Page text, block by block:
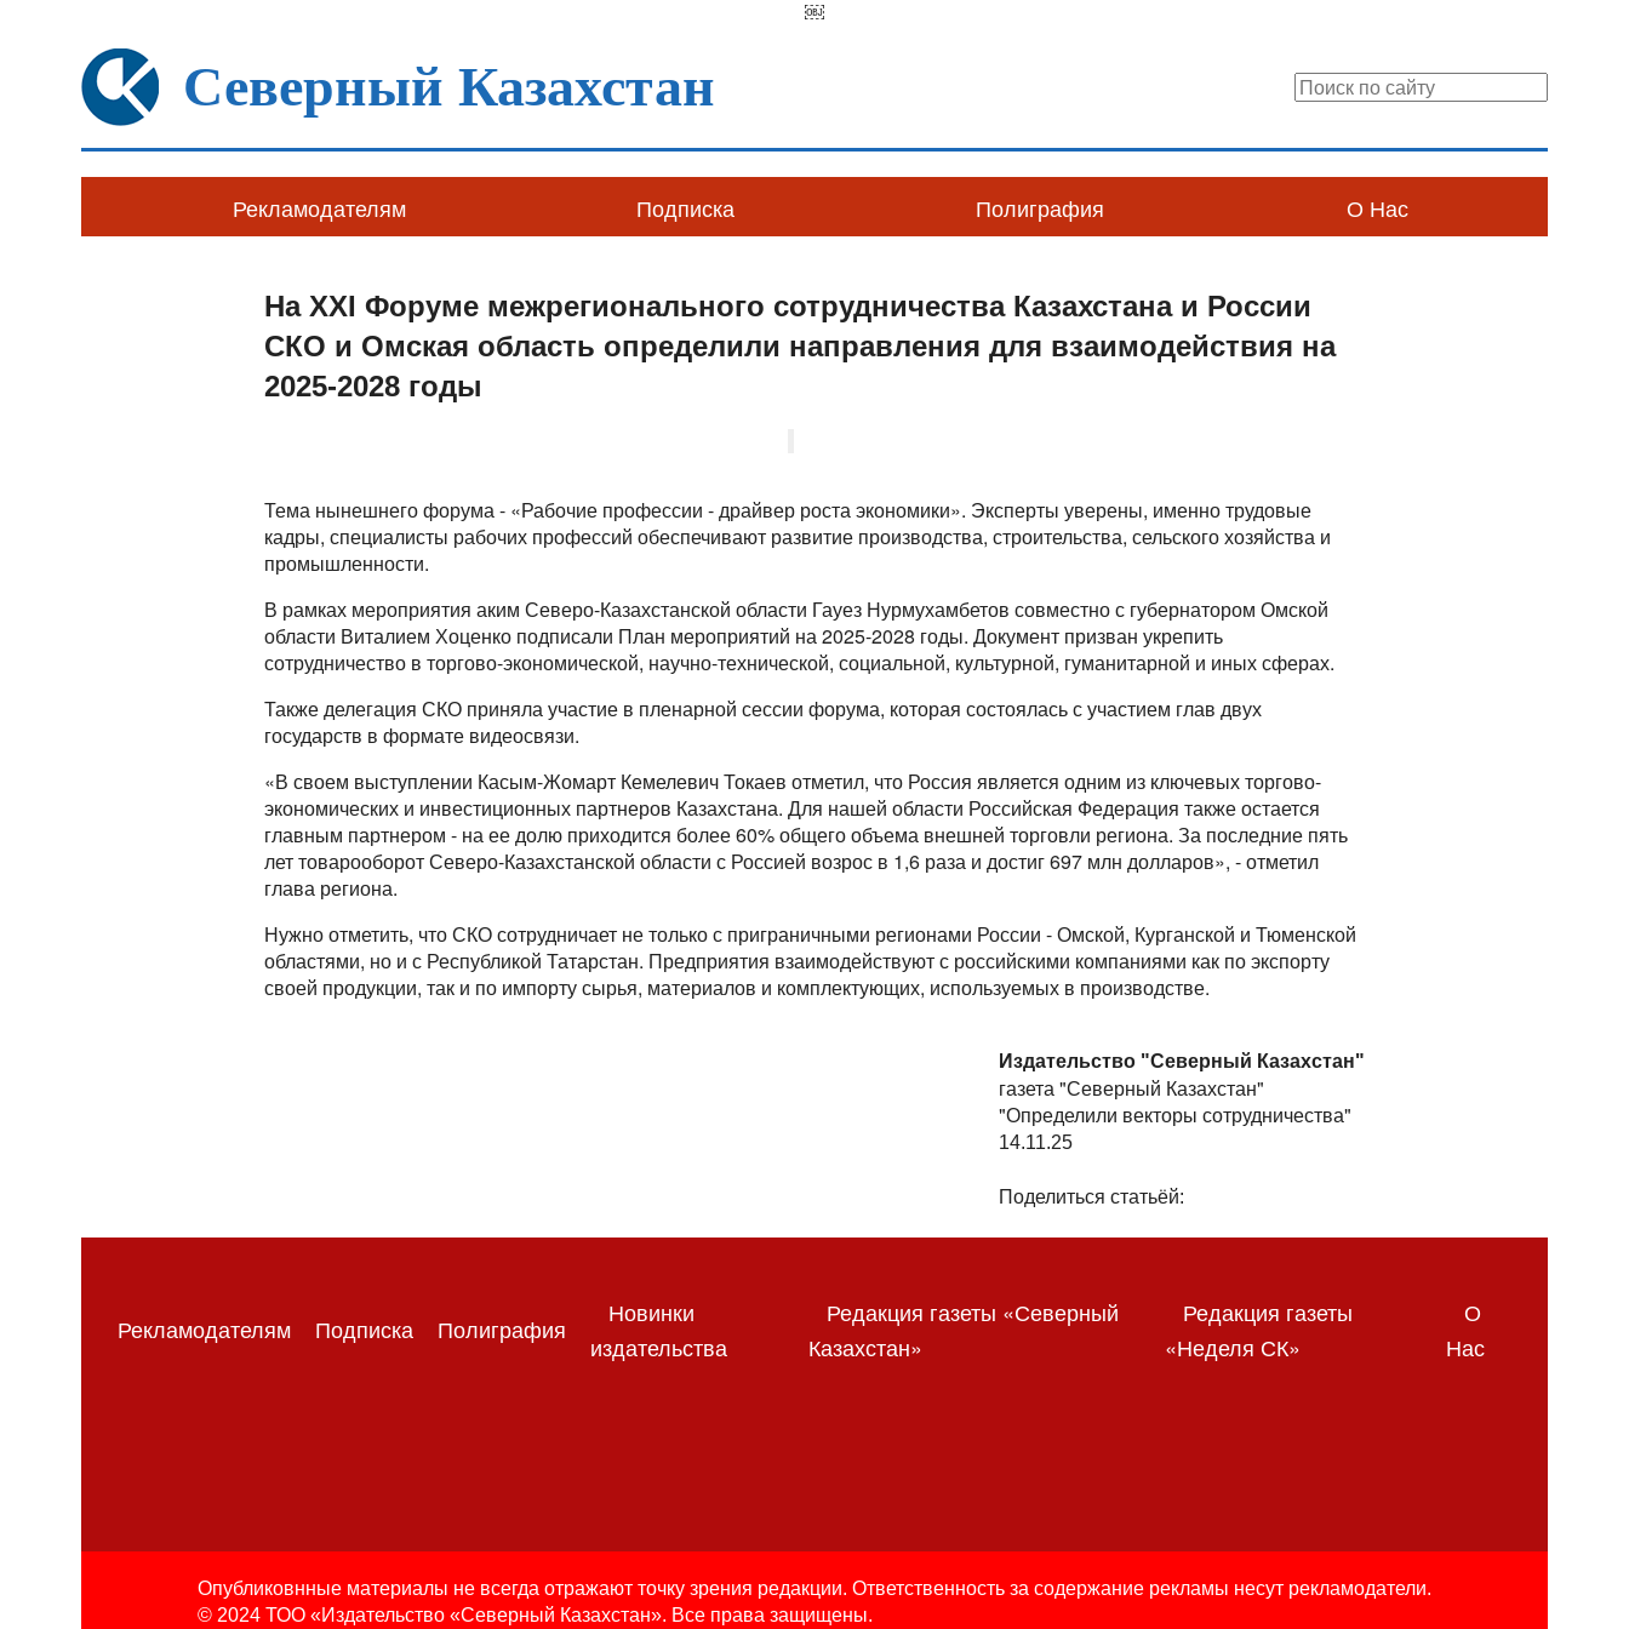
￼
Северный Казахстан
Рекламодателям Подписка Полиграфия О Нас
На XXI Форуме межрегионального сотрудничества Казахстана и России
СКО и Омская область определили направления для взаимодействия на
2025-2028 годы
Тема нынешнего форума - «Рабочие профессии - драйвер роста экономики». Эксперты уверены, именно трудовые
кадры, специалисты рабочих профессий обеспечивают развитие производства, строительства, сельского хозяйства и
промышленности.
В рамках мероприятия аким Северо-Казахстанской области Гауез Нурмухамбетов совместно с губернатором Омской
области Виталием Хоценко подписали План мероприятий на 2025-2028 годы. Документ призван укрепить
сотрудничество в торгово-экономической, научно-технической, социальной, культурной, гуманитарной и иных сферах.
Также делегация СКО приняла участие в пленарной сессии форума, которая состоялась с участием глав двух
государств в формате видеосвязи.
«В своем выступлении Касым-Жомарт Кемелевич Токаев отметил, что Россия является одним из ключевых торгово-
экономических и инвестиционных партнеров Казахстана. Для нашей области Российская Федерация также остается
главным партнером - на ее долю приходится более 60% общего объема внешней торговли региона. За последние пять
лет товарооборот Северо-Казахстанской области с Россией возрос в 1,6 раза и достиг 697 млн долларов», - отметил
глава региона.
Нужно отметить, что СКО сотрудничает не только с приграничными регионами России - Омской, Курганской и Тюменской
областями, но и с Республикой Татарстан. Предприятия взаимодействуют с российскими компаниями как по экспорту
своей продукции, так и по импорту сырья, материалов и комплектующих, используемых в производстве.
Издательство "Северный Казахстан"
газета "Северный Казахстан"
"Определили векторы сотрудничества"
14.11.25
Поделиться статьёй:
Рекламодателям Подписка Полиграфия
Новинки
издательства
Редакция газеты «Северный
Казахстан»
Редакция газеты
«Неделя СК»
О
Нас
Опубликовнные материалы не всегда отражают точку зрения редакции. Ответственность за содержание рекламы несут рекламодатели.
© 2024 ТОО «Издательство «Северный Казахстан». Все права защищены.